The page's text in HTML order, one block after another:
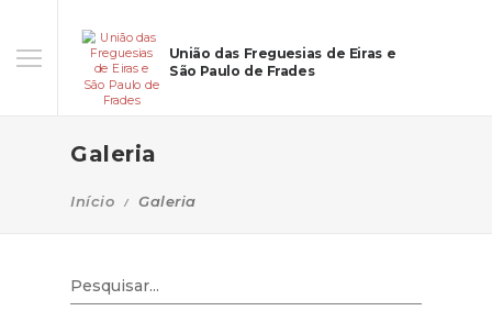
União das Freguesias de Eiras e
São Paulo de Frades
Galeria
Início Galeria